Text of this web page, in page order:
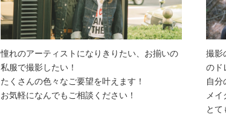
憧れのアーティストになりきりたい、お揃いの
私服で撮影したい！
たくさんの色々なご要望を叶えます！
お気軽になんでもご相談ください！
撮影
のド
自分
メ
とて